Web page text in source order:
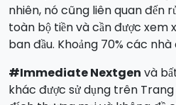
nhiên, nó cũng liên quan đến
toàn bộ tiền và cần được xem
ban đầu. Khoảng 70% các nhà
#Immediate Nextgen và
khác được sử dụng trên